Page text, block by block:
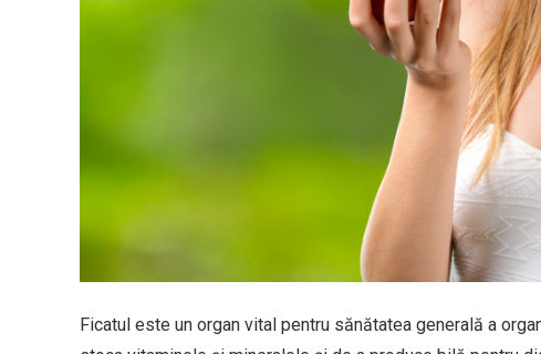
Ficatul este un organ vital pentru sănătatea generală a